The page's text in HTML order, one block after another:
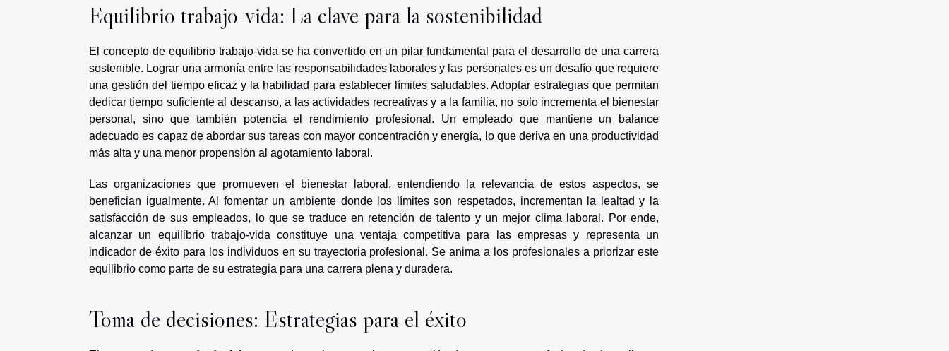
Equilibrio trabajo-vida: La clave para la sostenibilidad
El concepto de equilibrio trabajo-vida se ha convertido en un pilar fundamental para el desarrollo de una carrera
sostenible. Lograr una armonía entre las responsabilidades laborales y las personales es un desafío que requiere
una gestión del tiempo eficaz y la habilidad para establecer límites saludables. Adoptar estrategias que permitan
dedicar tiempo suficiente al descanso, a las actividades recreativas y a la familia, no solo incrementa el bienestar
personal, sino que también potencia el rendimiento profesional. Un empleado que mantiene un balance
adecuado es capaz de abordar sus tareas con mayor concentración y energía, lo que deriva en una productividad
más alta y una menor propensión al agotamiento laboral.
Las organizaciones que promueven el bienestar laboral, entendiendo la relevancia de estos aspectos, se
benefician igualmente. Al fomentar un ambiente donde los límites son respetados, incrementan la lealtad y la
satisfacción de sus empleados, lo que se traduce en retención de talento y un mejor clima laboral. Por ende,
alcanzar un equilibrio trabajo-vida constituye una ventaja competitiva para las empresas y representa un
indicador de éxito para los individuos en su trayectoria profesional. Se anima a los profesionales a priorizar este
equilibrio como parte de su estrategia para una carrera plena y duradera.
Toma de decisiones: Estrategias para el éxito